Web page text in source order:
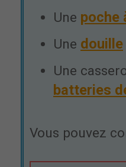
Une poche
Une douille
Une
batteries
Vous pouvez